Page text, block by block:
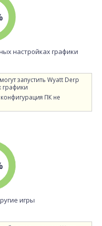
настройках графики
запустить Wyatt Derp
графики
ПК не
игры